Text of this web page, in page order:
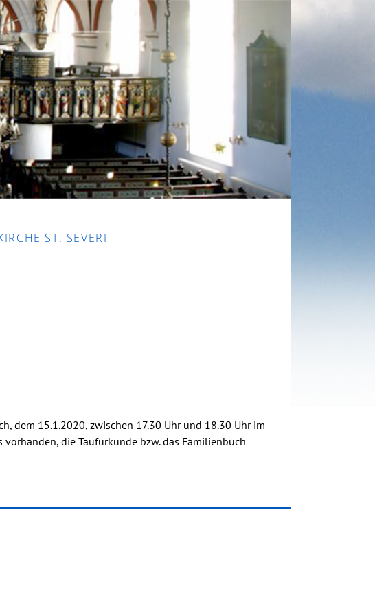
ST. SEVERI
dem 15.1.2020, zwischen 17.30 Uhr und 18.30 Uhr im
die Taufurkunde bzw. das Familienbuch